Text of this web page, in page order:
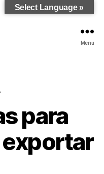
Menu
para
Select Language »